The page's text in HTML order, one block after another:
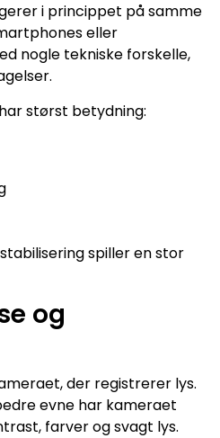
i princippet på samme
eller
nogle tekniske forskelle,
størst betydning:
spiller en stor
og
der registrerer lys.
evne har kameraet
farver og svagt lys.